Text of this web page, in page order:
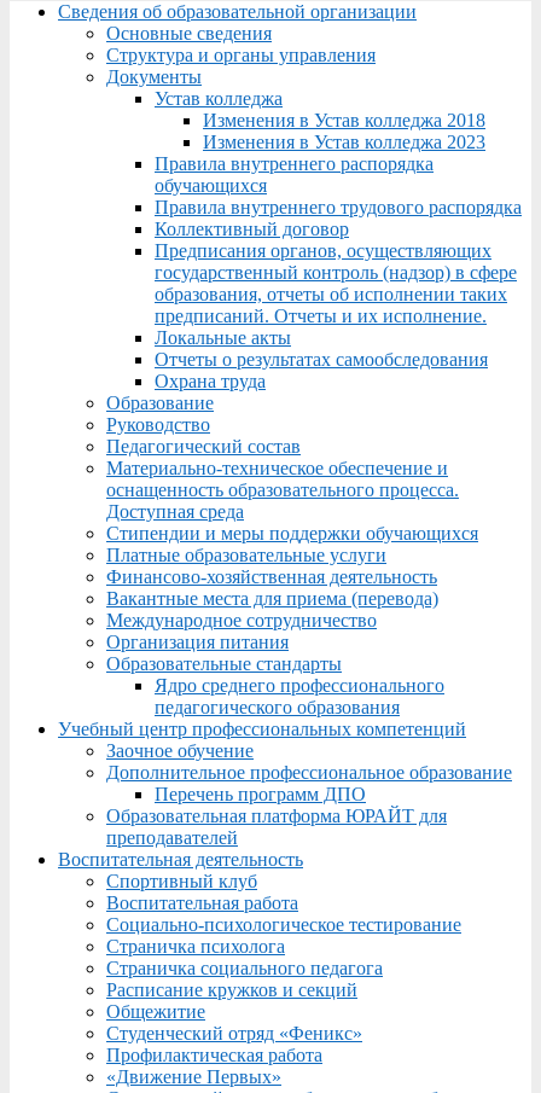
Menu
Сведения об образовательной организации
Основные сведения
Структура и органы управления
Документы
Устав колледжа
Изменения в Устав колледжа 2018
Изменения в Устав колледжа 2023
Правила внутреннего распорядка
обучающихся
Правила внутреннего трудового распорядка
Коллективный договор
Предписания органов, осуществляющих
государственный контроль (надзор) в сфере
образования, отчеты об исполнении таких
предписаний. Отчеты и их исполнение.
Локальные акты
Отчеты о результатах самообследования
Охрана труда
Образование
Руководство
Педагогический состав
Материально-техническое обеспечение и
оснащенность образовательного процесса.
Доступная среда
Стипендии и меры поддержки обучающихся
Платные образовательные услуги
Финансово-хозяйственная деятельность
Вакантные места для приема (перевода)
Международное сотрудничество
Организация питания
Образовательные стандарты
Ядро среднего профессионального
педагогического образования
Учебный центр профессиональных компетенций
Заочное обучение
Дополнительное профессиональное образование
Перечень программ ДПО
Образовательная платформа ЮРАЙТ для
преподавателей
Воспитательная деятельность
Спортивный клуб
Воспитательная работа
Социально-психологическое тестирование
Страничка психолога
Страничка социального педагога
Расписание кружков и секций
Общежитие
Студенческий отряд «Феникс»
Профилактическая работа
«Движение Первых»